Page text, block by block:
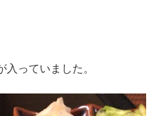
っていました。